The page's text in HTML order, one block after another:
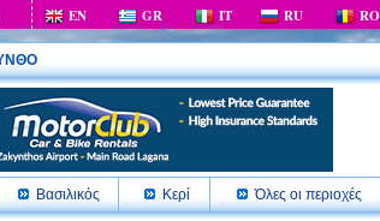
EN GR IT RU RO
Βασιλικός Κερί Όλες οι περιοχές